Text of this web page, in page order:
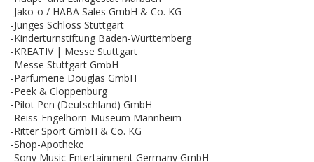
-Jako-o / HABA Sales GmbH & Co. KG
-Junges Schloss Stuttgart
-Kinderturnstiftung Baden-Württemberg
-KREATIV | Messe Stuttgart
-Messe Stuttgart GmbH
-Parfümerie Douglas GmbH
-Peek & Cloppenburg
-Pilot Pen (Deutschland) GmbH
-Reiss-Engelhorn-Museum Mannheim
-Ritter Sport GmbH & Co. KG
-Shop-Apotheke
-Sony Music Entertainment Germany GmbH